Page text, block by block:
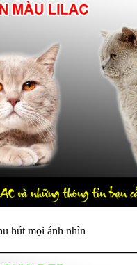
hút mọi ánh nhìn